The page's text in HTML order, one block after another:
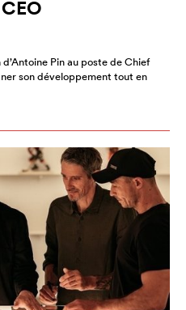
Pin au poste de Chief
son développement tout en